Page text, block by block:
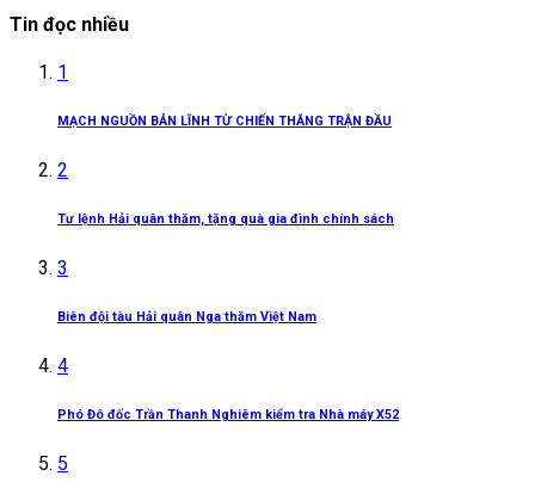
Tin đọc nhiều
1
MẠCH NGUỒN BẢN LĨNH TỪ CHIẾN THẮNG TRẬN ĐẦU
2
Tư lệnh Hải quân thăm, tặng quà gia đình chính sách
3
Biên đội tàu Hải quân Nga thăm Việt Nam
4
Phó Đô đốc Trần Thanh Nghiêm kiểm tra Nhà máy X52
5